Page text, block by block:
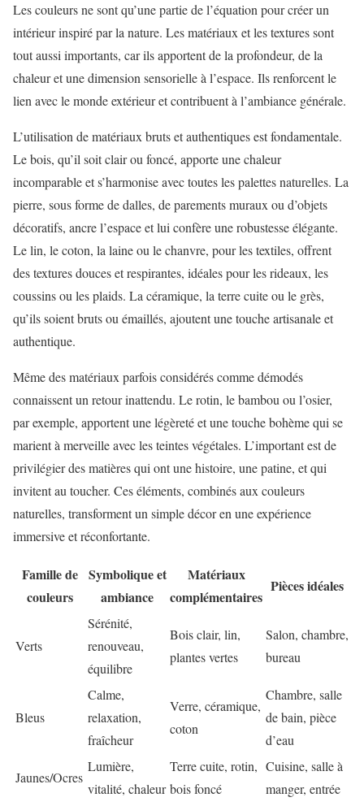
Les couleurs ne sont qu’une partie de l’équation pour créer un
intérieur inspiré par la nature. Les matériaux et les textures sont
tout aussi importants, car ils apportent de la profondeur, de la
chaleur et une dimension sensorielle à l’espace. Ils renforcent le
lien avec le monde extérieur et contribuent à l’ambiance générale.
L’utilisation de matériaux bruts et authentiques est fondamentale.
Le bois, qu’il soit clair ou foncé, apporte une chaleur
incomparable et s’harmonise avec toutes les palettes naturelles. La
pierre, sous forme de dalles, de parements muraux ou d’objets
décoratifs, ancre l’espace et lui confère une robustesse élégante.
Le lin, le coton, la laine ou le chanvre, pour les textiles, offrent
des textures douces et respirantes, idéales pour les rideaux, les
coussins ou les plaids. La céramique, la terre cuite ou le grès,
qu’ils soient bruts ou émaillés, ajoutent une touche artisanale et
authentique.
Même des matériaux parfois considérés comme démodés
connaissent un retour inattendu. Le rotin, le bambou ou l’osier,
par exemple, apportent une légèreté et une touche bohème qui se
marient à merveille avec les teintes végétales. L’important est de
privilégier des matières qui ont une histoire, une patine, et qui
invitent au toucher. Ces éléments, combinés aux couleurs
naturelles, transforment un simple décor en une expérience
immersive et réconfortante.
Famille de
couleurs
Symbolique et
ambiance
Matériaux
complémentaires
Pièces idéales
Verts
Sérénité,
renouveau,
équilibre
Bois clair, lin,
plantes vertes
Salon, chambre,
bureau
Bleus
Calme,
relaxation,
fraîcheur
Verre, céramique,
coton
Chambre, salle
de bain, pièce
d’eau
Jaunes/Ocres
Lumière,
vitalité, chaleur
Terre cuite, rotin,
bois foncé
Cuisine, salle à
manger, entrée